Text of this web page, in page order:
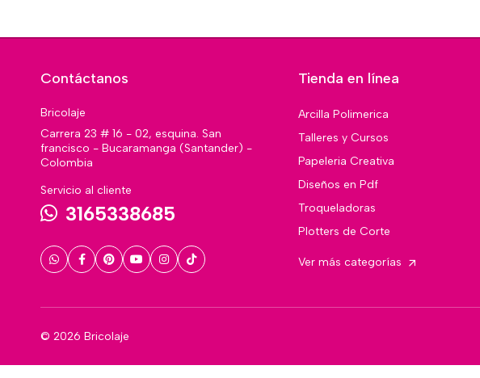
Contáctanos
Bricolaje
Carrera 23 # 16 - 02, esquina. San
francisco - Bucaramanga (Santander) -
Colombia
Servicio al cliente
3165338685
Tienda en línea
Arcilla Polimerica
Talleres y Cursos
Papeleria Creativa
Diseños en Pdf
Troqueladoras
Plotters de Corte
Ver más categorías
© 2026 Bricolaje